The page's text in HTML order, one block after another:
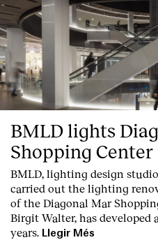
BMLD lights
Shopping
BMLD, lighting design
carried out the lighting
of the Diagonal Mar
Birgit Walter, has developed
years. Llegir Més